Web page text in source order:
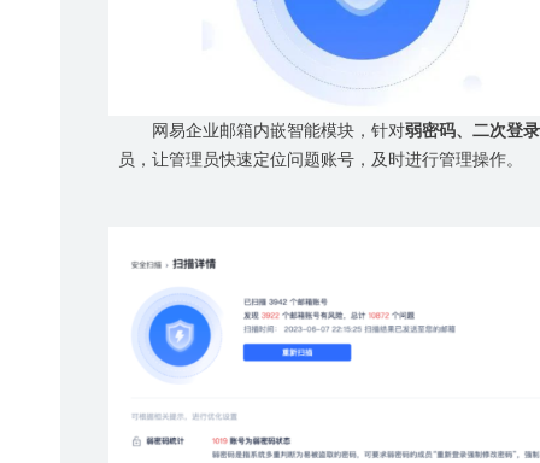
网易企业邮箱内嵌智能模块，针对弱密码、二次登
员，让管理员快速定位问题账号，及时进行管理操作。